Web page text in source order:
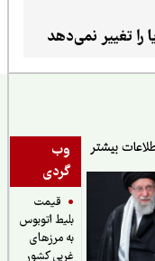
نمی‌دهد
وب
گردی
قیمت
بلیط اتوبوس
به مرزهای
غربی کشور